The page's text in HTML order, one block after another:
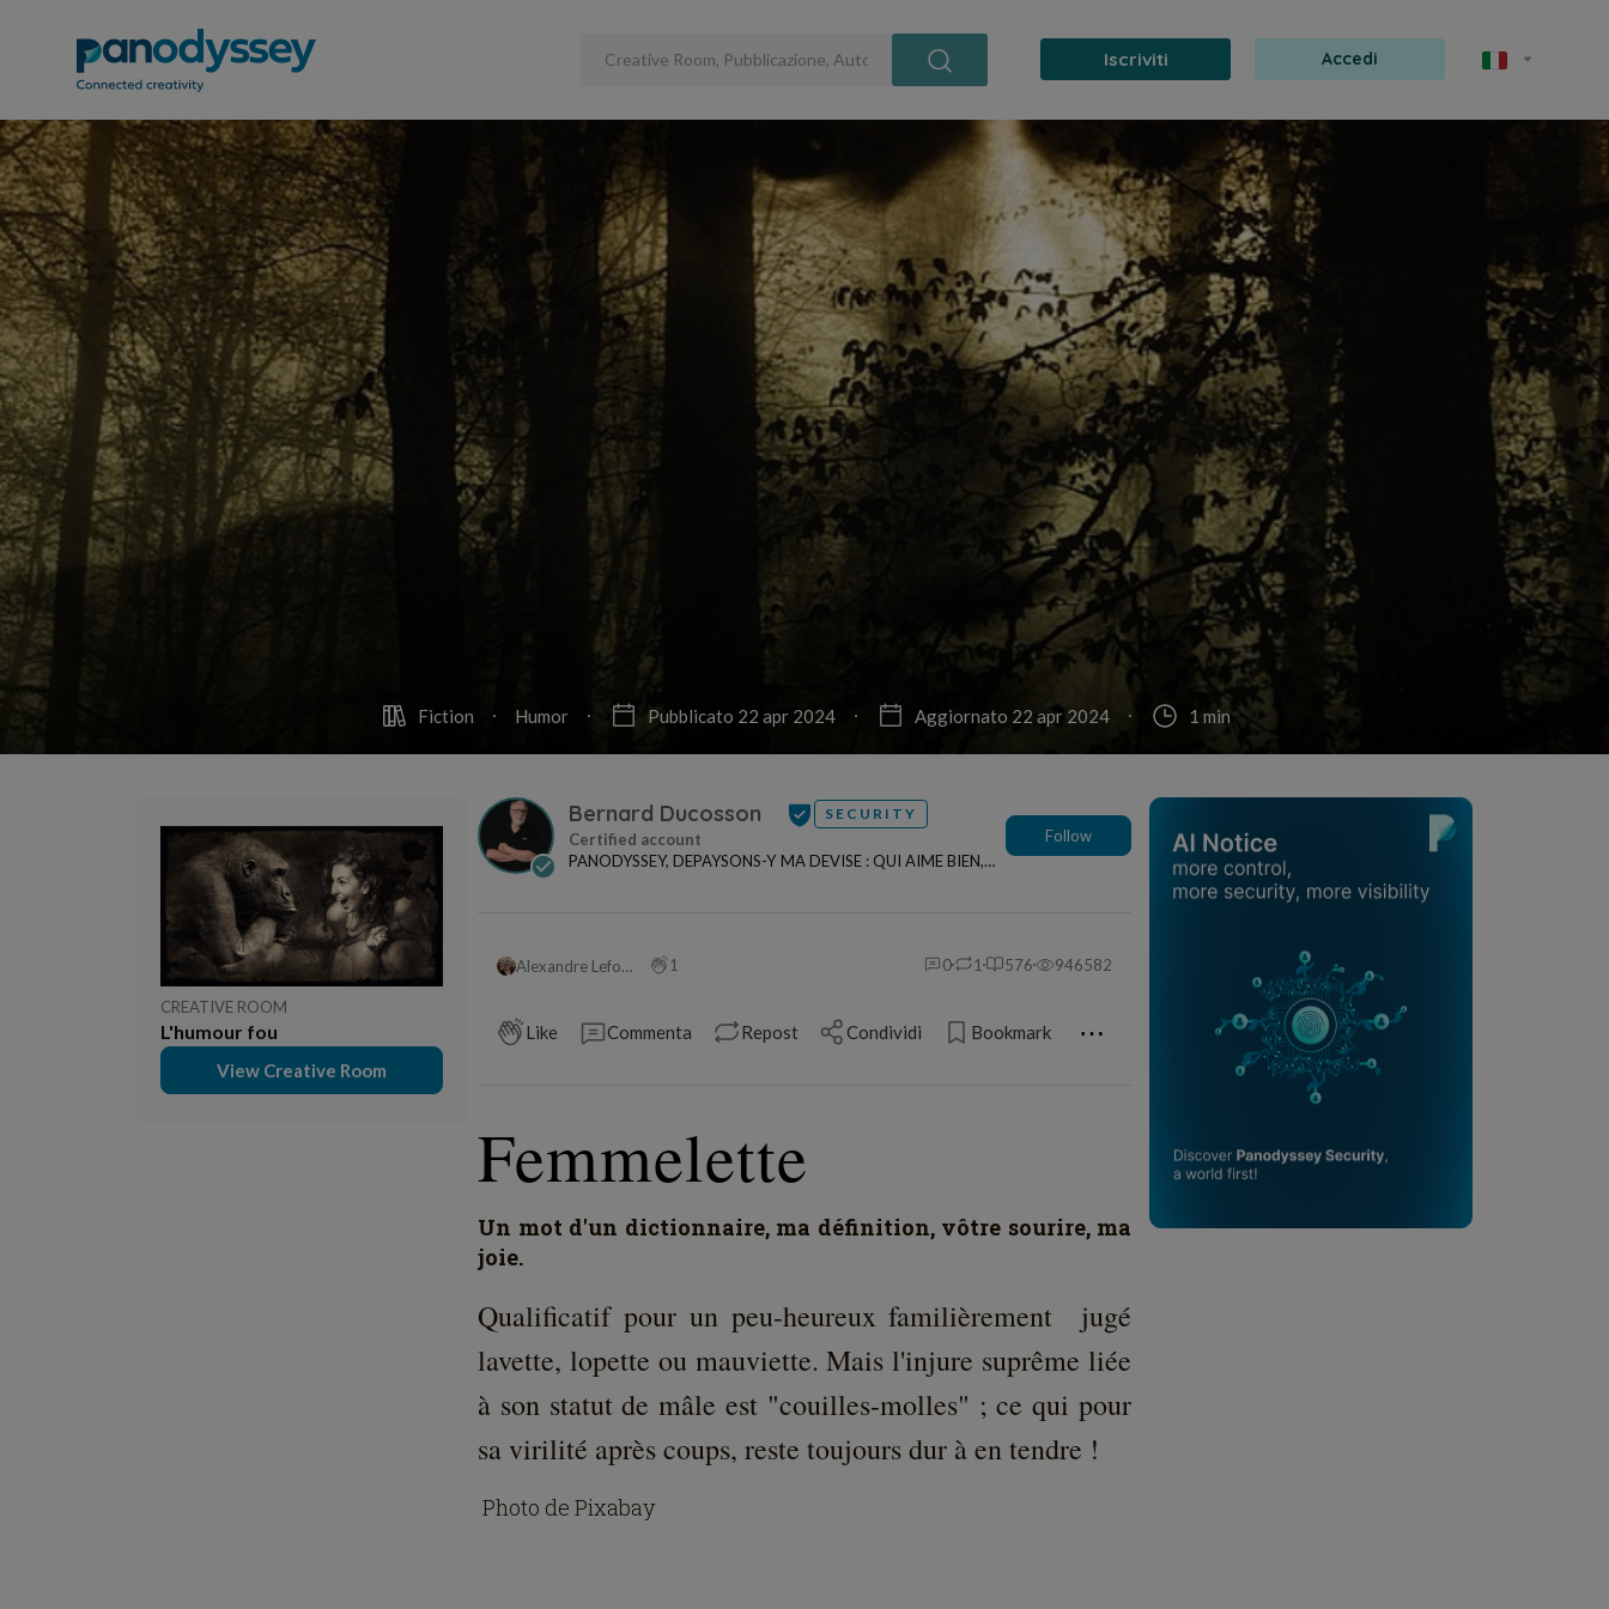
Iscriviti Accedi
Fiction Humor Pubblicato 22 apr 2024 Aggiornato 22 apr 2024 1 min
CREATIVE ROOM
L'humour fou
View Creative Room
Bernard Ducosson SECURITY
PANODYSSEY, DEPAYSONS-Y MA DEVISE : QUI AIME BIEN,
Follow
Alexandre Leforestier 1 0 1 576 946582
Like Commenta Repost Condividi Bookmark ⋯
Femmelette
Un mot d'un dictionnaire, ma définition, vôtre sourire, ma
joie.
Qualificatif pour un peu-heureux familièrement jugé
lavette, lopette ou mauviette. Mais l'injure suprême liée
à son statut de mâle est "couilles-molles" ; ce qui pour
sa virilité après coups, reste toujours dur à en tendre !
Photo de Pixabay